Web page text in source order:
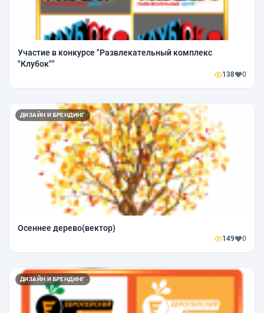
Участие в конкурсе "Развлекательный комплекс
"Клубок""
138 0
ДИЗАЙН И БРЕНДИНГ
Осеннее дерево(вектор)
149 0
ДИЗАЙН И БРЕНДИНГ